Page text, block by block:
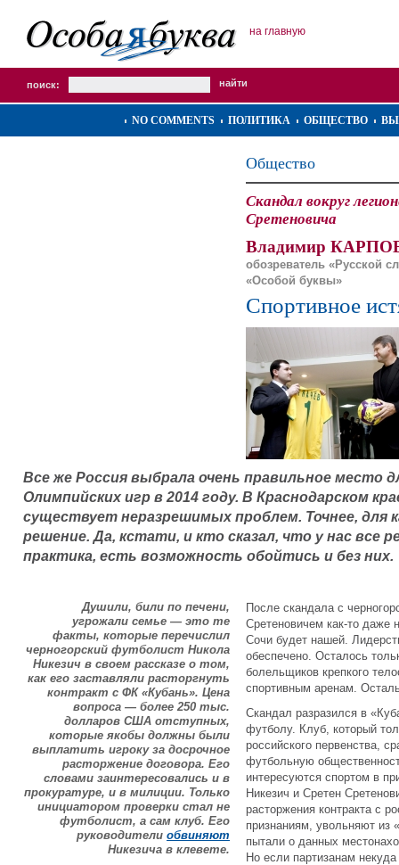
на главную
поиск:
NO COMMENTS ПОЛИТИКА ОБЩЕСТВО
Общество
Скандал вокруг
Сретеновича
Владимир
обозреватель «Русской
«Особой буквы»
Спортивное
Все же Россия выбрала очень правильное место
Олимпийских игр в 2014 году. В Краснодарском
существует неразрешимых проблем. Точнее, для
решение. Да, кстати, и кто сказал, что у нас все
практика, есть возможность обойтись и без них.
Душили, били по печени,
угрожали семье — это те
факты, которые перечислил
черногорский футболист Никола
Никезич в своем рассказе о том,
как его заставляли расторгнуть
контракт с ФК «Кубань». Цена
вопроса — более 250 тыс.
долларов США отступных,
которые якобы должны были
выплатить игроку за досрочное
расторжение договора. Его
словами заинтересовались и в
прокуратуре, и в милиции. Только
инициатором проверки стал не
футболист, а сам клуб. Его
руководители обвиняют
Никезича в клевете.
После скандала с
Сретеновичем как-то
Сочи будет нашей.
обеспечено. Осталось
болельщиков крепкого
спортивным аренам.
Скандал разразился в
футболу. Клуб, который
российского первенства,
футбольную
интересуются спортом в
Никезич и Сретен
расторжения контракта с
признаниям, увольняют из
пытали о данных
Но если партизанам